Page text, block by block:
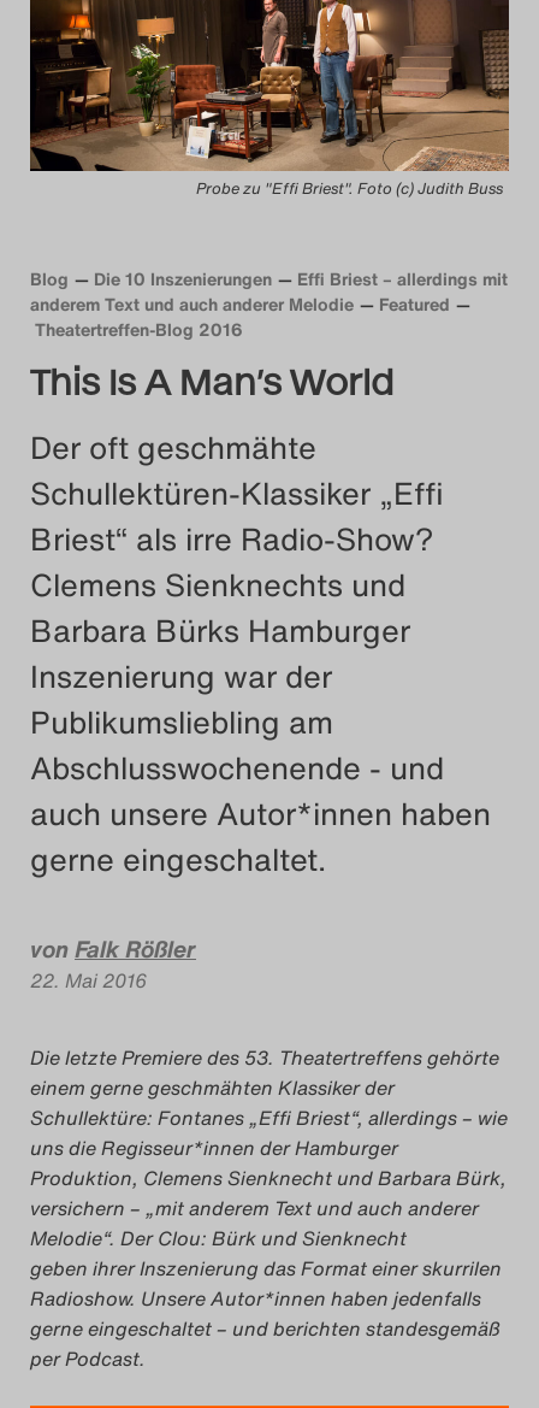
Das Theatertreffen-Blog
2014
Das Theatertreffen-Blog
2015
Das Theatertreffen-Blog
2016
Das Theatertreffen-Blog
Das Theatertreffen-Blog
2018
Das Theatertreffen-Blog
2018 Alumni
Das Theatertreffen-Blog
2019
Das Theatertreffen-Blog
2020
2022
Das Theatertreffen-Blog
2023
Das Theatertreffen-Blog
2024
Das Theatertreffen-Blog
Probe zu "Effi Briest". Foto (c) Judith Buss
Blog Die 10 Inszenierungen
Effi Briest – allerdings mit
anderem Text und auch anderer Melodie
Featured
Theatertreffen-Blog 2016
This Is A Man’s World
Der oft geschmähte
Schullektüren-Klassiker „Effi
Briest“ als irre Radio-Show?
Clemens Sienknechts und
Barbara Bürks Hamburger
Inszenierung war der
Publikumsliebling am
Abschlusswochenende - und
auch unsere Autor*innen haben
gerne eingeschaltet.
vonFalk Rößler
22. Mai 2016
Die letzte Premiere des 53. Theatertreffens gehörte
einem gerne geschmähten Klassiker der
Schullektüre: Fontanes „Effi Briest“, allerdings – wie
uns die Regisseur*innen der Hamburger
Produktion, Clemens Sienknecht und Barbara Bürk,
versichern – „mit anderem Text und auch anderer
Melodie“. Der Clou: Bürk und Sienknecht
geben ihrer Inszenierung das Format einer skurrilen
Radioshow. Unsere Autor*innen haben jedenfalls
gerne eingeschaltet – und berichten standesgemäß
per Podcast.